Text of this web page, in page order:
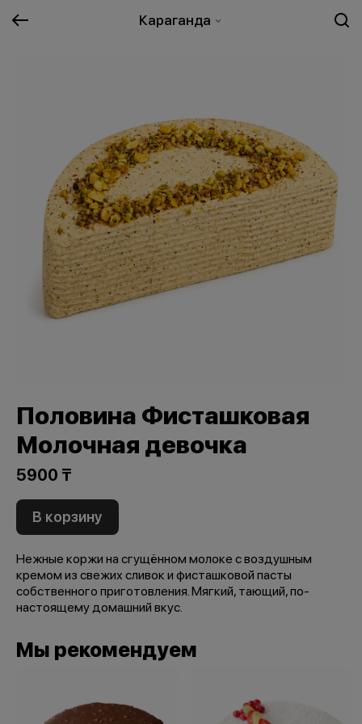
Караганда
Половина Фисташковая
Молочная девочка
5900 ₸
В корзину
Нежные коржи на сгущённом молоке с воздушным
кремом из свежих сливок и фисташковой пасты
собственного приготовления. Мягкий, тающий, по-
настоящему домашний вкус.
Мы рекомендуем